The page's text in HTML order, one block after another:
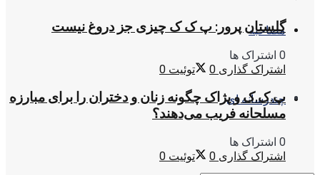
مصاحبه
چندرسانه ای
گلستان پرور: پ ک ک چیزی جز دروغ نیست
0 اشتراک ها
اشتراک گذاری 0 توئیت 0
پ.ک.ک و پژاک چگونه زنان و دختران را برای مبارزه
مسلحانه فریب می‌دهند؟
0 اشتراک ها
اشتراک گذاری 0 توئیت 0